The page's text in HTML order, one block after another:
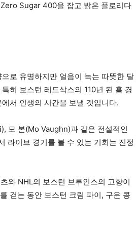
Sugar 400을 잡고 밝은 플로리다
로 유명하지만 얼음이 녹는 따뜻한 달
히 보스턴 레드삭스의 110년 된 홈 경
서 인생의 시간을 보낼 것입니다.
모 본(Mo Vaughn)과 같은 전설적인
라이브 경기를 볼 수 있는 기회는 진정
와 NHL의 보스턴 브루인스의 고향이
걷는 동안 보스턴 크림 파이, 구운 콩